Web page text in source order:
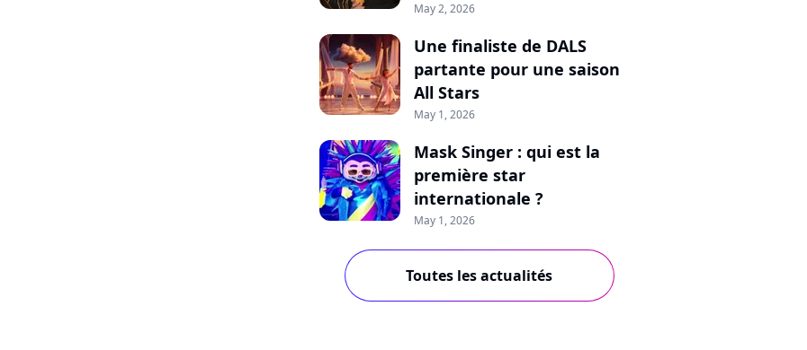
May 2, 2026
Une finaliste de DALS
partante pour une saison
All Stars
May 1, 2026
Mask Singer : qui est la
première star
internationale ?
May 1, 2026
Toutes les actualités